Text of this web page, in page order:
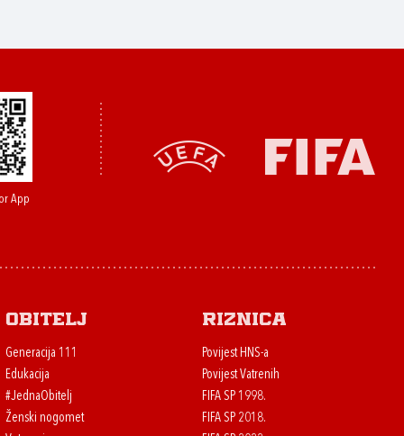
App
Obitelj
Generacija 111
Edukacija
#JednaObitelj
Ženski nogomet
Riznica
Povijest HNS-a
Povijest Vatrenih
FIFA SP 1998.
FIFA SP 2018.